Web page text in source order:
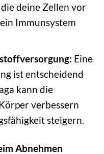
deine Zellen vor
Immunsystem
Eine
ist entscheidend
kann die
verbessern
steigern.
Abnehmen